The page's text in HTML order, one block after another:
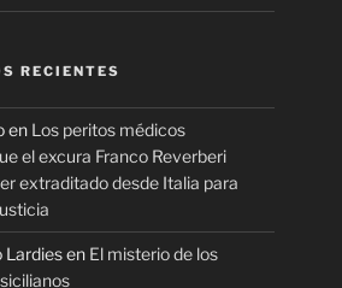
RECIENTES
en Los peritos médicos
el excura Franco Reverberi
extraditado desde Italia para
Lardiesen El misterio de los